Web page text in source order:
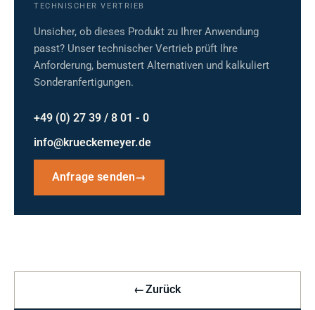
TECHNISCHER VERTRIEB
Unsicher, ob dieses Produkt zu Ihrer Anwendung
passt? Unser technischer Vertrieb prüft Ihre
Anforderung, bemustert Alternativen und kalkuliert
Sonderanfertigungen.
+49 (0) 27 39 / 8 01 - 0
info@krueckemeyer.de
Anfrage senden→
←Zurück